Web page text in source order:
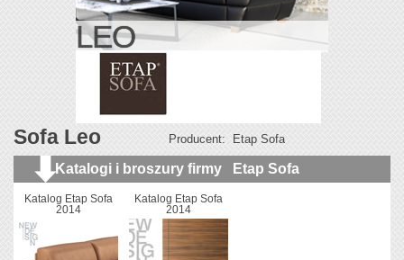
LEO
Sofa Leo Producent: Etap Sofa
Katalogi i broszury firmy Etap Sofa
Katalog Etap Sofa
2014
Katalog Etap Sofa
2014